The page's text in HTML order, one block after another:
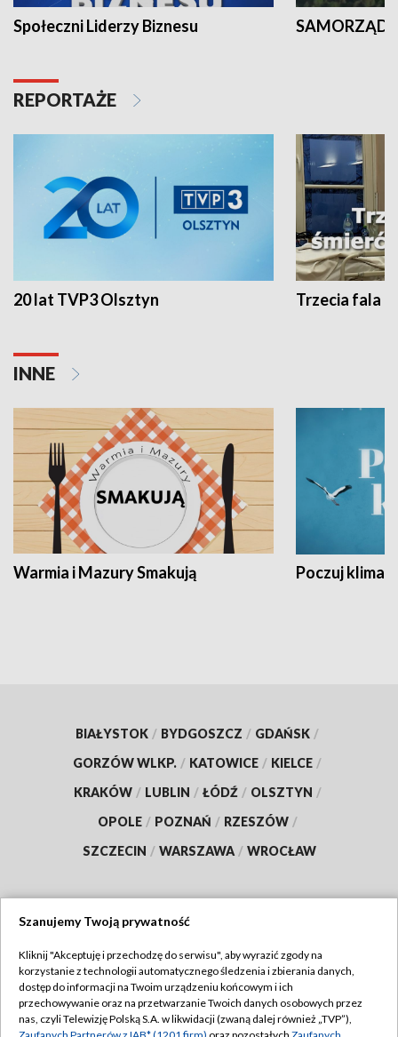
Społeczni Liderzy Biznesu SAMORZĄD
REPORTAŻE
20 lat TVP3 Olsztyn Trzecia fala -
INNE
Warmia i Mazury Smakują Poczuj klimat
BIAŁYSTOK / BYDGOSZCZ / GDAŃSK /
GORZÓW WLKP. / KATOWICE / KIELCE /
KRAKÓW / LUBLIN / ŁÓDŹ / OLSZTYN /
OPOLE / POZNAŃ / RZESZÓW /
SZCZECIN / WARSZAWA / WROCŁAW
TVP
Abonament TVP
Emisja w TVP
Regulamin TVP
Szanujemy Twoją prywatność
Kliknij "Akceptuję i przechodzę do serwisu", aby wyrazić zgody na
korzystanie z technologii automatycznego śledzenia i zbierania danych,
dostęp do informacji na Twoim urządzeniu końcowym i ich
przechowywanie oraz na przetwarzanie Twoich danych osobowych przez
nas, czyli Telewizję Polską S.A. w likwidacji (zwaną dalej również „TVP”),